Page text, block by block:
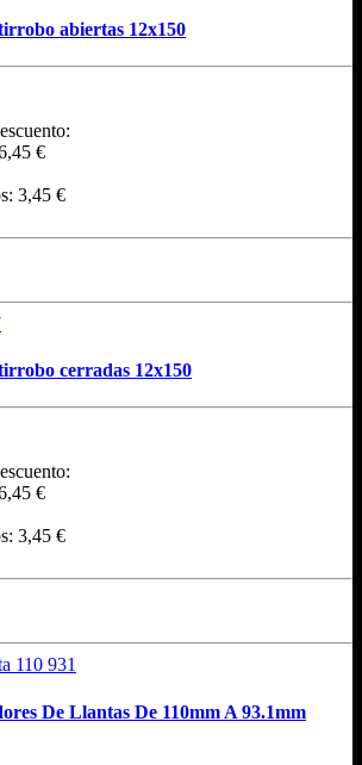
abiertas 12x150
€
3,45 €
cerradas 12x150
€
3,45 €
De Llantas De 110mm A 93.1mm